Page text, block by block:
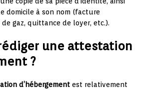
domicile à son nom (facture
de gaz, quittance de loyer, etc.).
une attestation
?
d’hébergement est relativement